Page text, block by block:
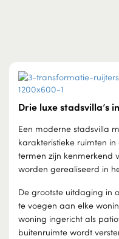
Drie luxe stadsvilla’s
Een moderne stadsvilla
karakteristieke ruimten
termen zijn kenmerkend
worden gerealiseerd in
De grootste uitdaging in
te voegen aan elke
woning ingericht als
buitenruimte wordt